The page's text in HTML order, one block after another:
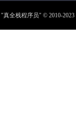
"真全栈程序员" © 2010-2023